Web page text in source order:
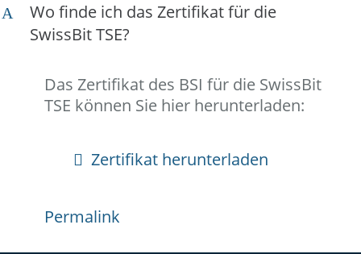
A
Wo finde ich das Zertifikat für die
SwissBit TSE?
Das Zertifikat des BSI für die SwissBit
TSE können Sie hier herunterladen:
Zertifikat herunterladen
Permalink